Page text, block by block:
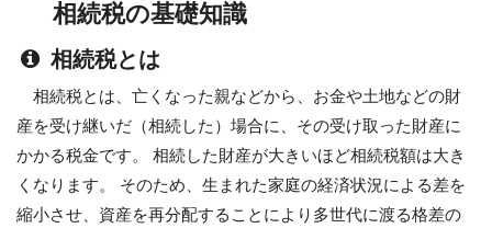
相続税の基礎知識
相続税とは
相続税とは、亡くなった親などから、お金や土地などの財
産を受け継いだ（相続した）場合に、その受け取った財産に
かかる税金です。 相続した財産が大きいほど相続税額は大き
くなります。 そのため、生まれた家庭の経済状況による差を
縮小させ、資産を再分配することにより多世代に渡る格差の